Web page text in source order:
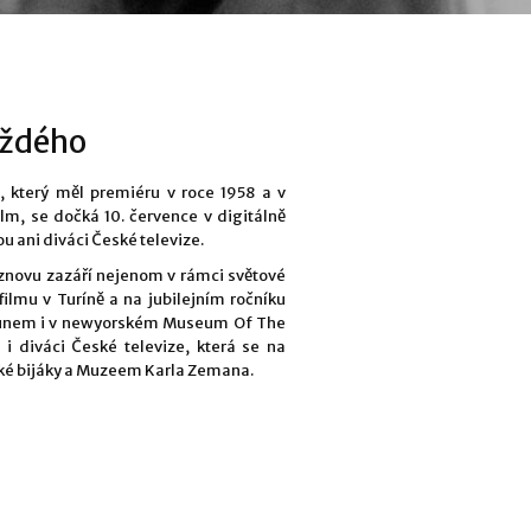
který měl premiéru v roce 1958 a v
se dočká 10. července v digitálně
ani diváci České televize.
zazáří nejenom v rámci světové
v Turíně a na jubilejním ročníku
i v newyorském Museum Of The
diváci České televize, která se na
bijáky a Muzeem Karla Zemana.